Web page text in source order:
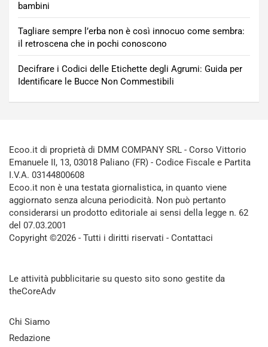
bambini
Tagliare sempre l’erba non è così innocuo come sembra:
il retroscena che in pochi conoscono
Decifrare i Codici delle Etichette degli Agrumi: Guida per
Identificare le Bucce Non Commestibili
Ecoo.it di proprietà di DMM COMPANY SRL - Corso Vittorio
Emanuele II, 13, 03018 Paliano (FR) - Codice Fiscale e Partita
I.V.A. 03144800608
Ecoo.it non è una testata giornalistica, in quanto viene
aggiornato senza alcuna periodicità. Non può pertanto
considerarsi un prodotto editoriale ai sensi della legge n. 62
del 07.03.2001
Copyright ©2026 - Tutti i diritti riservati - Contattaci
Le attività pubblicitarie su questo sito sono gestite da
theCoreAdv
Chi Siamo
Redazione